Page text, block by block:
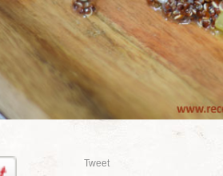
Tweet